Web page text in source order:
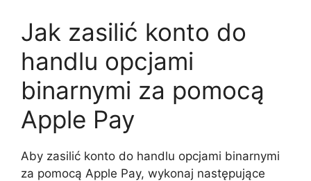
Jak zasilić konto do
handlu opcjami
binarnymi za pomocą
Apple Pay
Aby zasilić konto do handlu opcjami binarnymi
za pomocą Apple Pay, wykonaj następujące